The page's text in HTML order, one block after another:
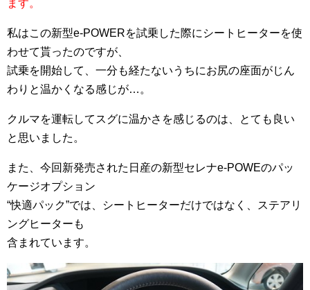
ます。
私はこの新型e-POWERを試乗した際にシートヒーターを使
わせて貰ったのですが、
試乗を開始して、一分も経たないうちにお尻の座面がじん
わりと温かくなる感じが…。
クルマを運転してスグに温かさを感じるのは、とても良い
と思いました。
また、今回新発売された日産の新型セレナe-POWEのパッ
ケージオプション
“快適パック”では、シートヒーターだけではなく、ステアリ
ングヒーターも
含まれています。